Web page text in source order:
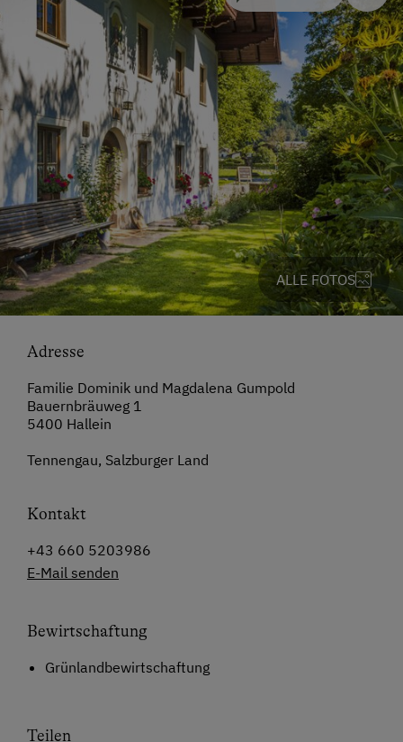
ALLE FOTOS
Adresse
Familie Dominik und Magdalena Gumpold
Bauernbräuweg 1
5400 Hallein
Tennengau, Salzburger Land
Kontakt
+43 660 5203986
E-Mail senden
Bewirtschaftung
Grünlandbewirtschaftung
Teilen